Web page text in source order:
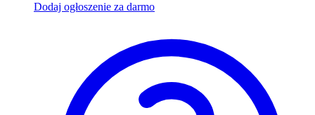
Dodaj ogłoszenie za darmo